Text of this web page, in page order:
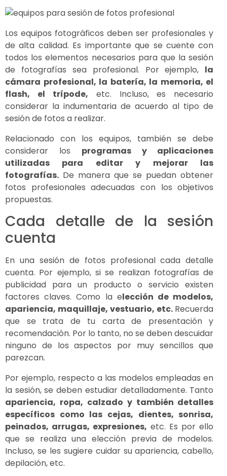
Los equipos fotográficos deben ser profesionales y
de alta calidad. Es importante que se cuente con
todos los elementos necesarios para que la sesión
de fotografías sea profesional. Por ejemplo, la
cámara profesional, la batería, la memoria, el
flash, el trípode, etc. Incluso, es necesario
considerar la indumentaria de acuerdo al tipo de
sesión de fotos a realizar.
Relacionado con los equipos, también se debe
considerar los programas y aplicaciones
utilizadas para editar y mejorar las
fotografías. De manera que se puedan obtener
fotos profesionales adecuadas con los objetivos
propuestas.
Cada detalle de la sesión
cuenta
En una sesión de fotos profesional cada detalle
cuenta. Por ejemplo, si se realizan fotografías de
publicidad para un producto o servicio existen
factores claves. Como la elección de modelos,
apariencia, maquillaje, vestuario, etc.Recuerda
que se trata de tu carta de presentación y
recomendación. Por lo tanto, no se deben descuidar
ninguno de los aspectos por muy sencillos que
parezcan.
Por ejemplo, respecto a las modelos empleadas en
la sesión, se deben estudiar detalladamente. Tanto
apariencia, ropa, calzado y también detalles
específicos como las cejas, dientes, sonrisa,
peinados, arrugas, expresiones, etc. Es por ello
que se realiza una elección previa de modelos.
Incluso, se les sugiere cuidar su apariencia, cabello,
depilación, etc.